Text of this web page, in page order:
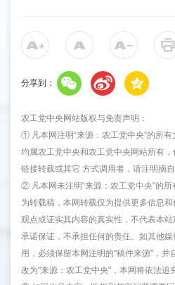
分享到：
农工党中央网站版权与免责声明：
① 凡本网注明“来源：农工党中央”的所
均属农工党中央和农工党中央网站所有
链接转载或其它 方式调用者，请注明摘自
② 凡本网未注明“来源：农工党中央”的
为转载稿，本网转载仅为提供更多信息
观点或证实其内容的真实性，不代表本
承诺保证，不承担任何的责任。如其他
用，必须保留本网注明的"稿件来源"，并
改为"来源：农工党中央"，本网将依法追